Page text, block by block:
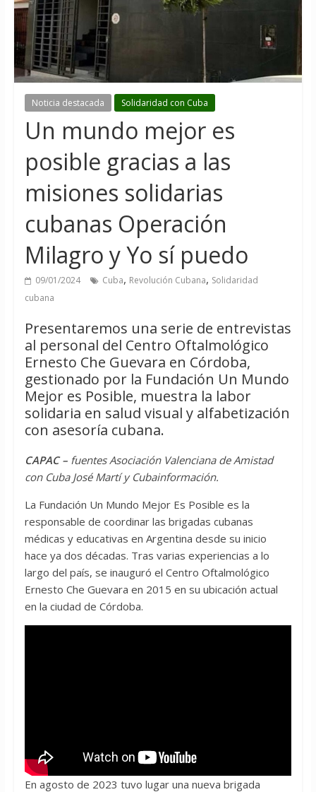
Noticia destacada Solidaridad con Cuba
Un mundo mejor es
posible gracias a las
misiones solidarias
cubanas Operación
Milagro y Yo sí puedo
09/01/2024 Cuba, Revolución Cubana, Solidaridad
cubana
Presentaremos una serie de entrevistas
al personal del Centro Oftalmológico
Ernesto Che Guevara en Córdoba,
gestionado por la Fundación Un Mundo
Mejor es Posible, muestra la labor
solidaria en salud visual y alfabetización
con asesoría cubana.
CAPAC –fuentes Asociación Valenciana de Amistad
con Cuba José Martí y Cubainformación.
La Fundación Un Mundo Mejor Es Posible es la
responsable de coordinar las brigadas cubanas
médicas y educativas en Argentina desde su inicio
hace ya dos décadas. Tras varias experiencias a lo
largo del país, se inauguró el Centro Oftalmológico
Ernesto Che Guevara en 2015 en su ubicación actual
en la ciudad de Córdoba.
En agosto de 2023 tuvo lugar una nueva brigada